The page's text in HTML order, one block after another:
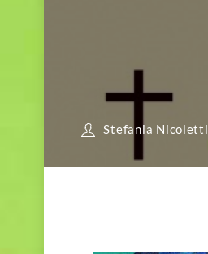
Stefania Nicoletti